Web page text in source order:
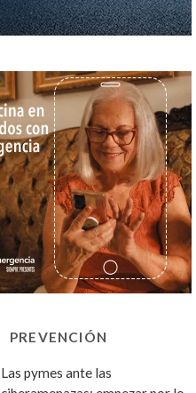
PREVENCIÓN
Las pymes ante las